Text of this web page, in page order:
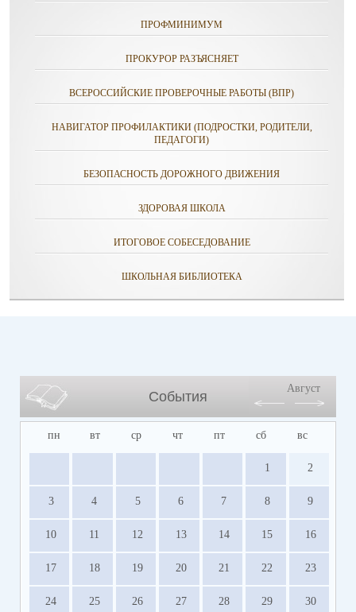
ПРОФМИНИМУМ
ПРОКУРОР РАЗЪЯСНЯЕТ
ВСЕРОССИЙСКИЕ ПРОВЕРОЧНЫЕ РАБОТЫ (ВПР)
НАВИГАТОР ПРОФИЛАКТИКИ (ПОДРОСТКИ, РОДИТЕЛИ,
ПЕДАГОГИ)
БЕЗОПАСНОСТЬ ДОРОЖНОГО ДВИЖЕНИЯ
ЗДОРОВАЯ ШКОЛА
ИТОГОВОЕ СОБЕСЕДОВАНИЕ
ШКОЛЬНАЯ БИБЛИОТЕКА
События
Август
пн вт ср чт пт сб вс
1 2
3 4 5 6 7 8 9
10 11 12 13 14 15 16
17 18 19 20 21 22 23
24 25 26 27 28 29 30